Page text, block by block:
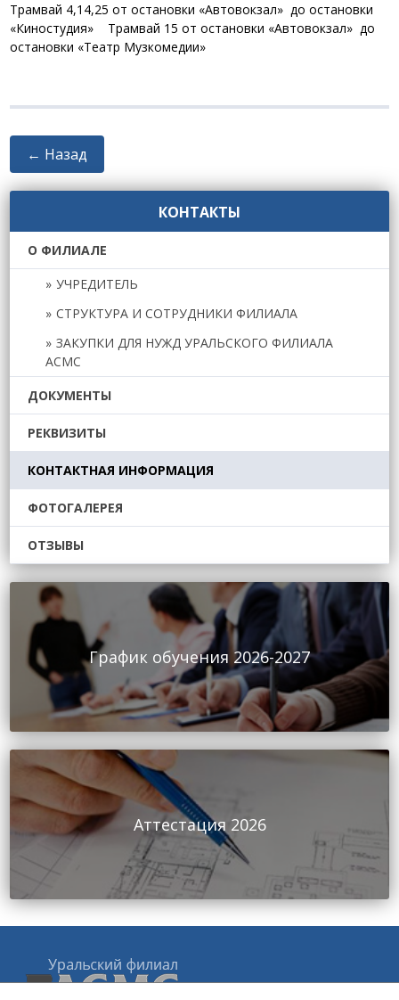
Трамвай 4,14,25 от остановки «Автовокзал» до остановки
«Киностудия» Трамвай 15 от остановки «Автовокзал» до
остановки «Театр Музкомедии»
← Назад
КОНТАКТЫ
О ФИЛИАЛЕ
УЧРЕДИТЕЛЬ
СТРУКТУРА И СОТРУДНИКИ ФИЛИАЛА
ЗАКУПКИ ДЛЯ НУЖД УРАЛЬСКОГО ФИЛИАЛА
АСМС
ДОКУМЕНТЫ
РЕКВИЗИТЫ
КОНТАКТНАЯ ИНФОРМАЦИЯ
ФОТОГАЛЕРЕЯ
ОТЗЫВЫ
График обучения 2026-2027
Аттестация 2026